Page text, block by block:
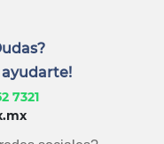
ayudarte!
7321